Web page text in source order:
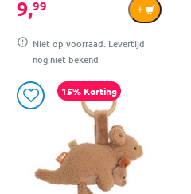
9,99
Niet op voorraad. Levertijd
nog niet bekend
15% Korting